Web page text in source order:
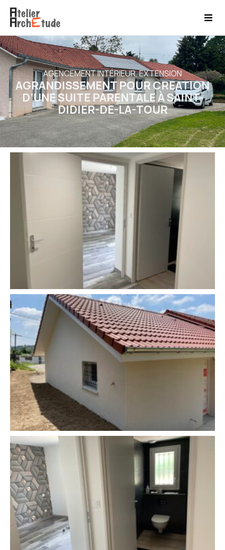
AGENCEMENT INTÉRIEUR,EXTENSION
AGRANDISSEMENT POUR CREATION
D’UNE SUITE PARENTALE À SAINT-
DIDIER-DE-LA-TOUR